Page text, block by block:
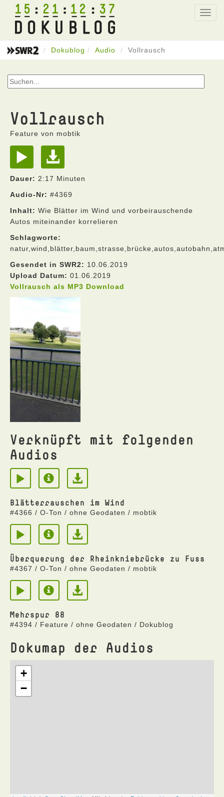
15 21 12 37
Dokublog Audio Vollrausch
Vollrausch
Feature von mobtik
Dauer: 2:17 Minuten
Audio-Nr: #4369
Inhalt: Wie Blätter im Wind und vorbeirauschende
Autos miteinander korrelieren
Schlagworte:
Gesendet in SWR2: 10.06.2019
Upload Datum: 01.06.2019
Vollrausch als MP3 Download
Verknüpft mit folgenden
Audios
Blätterrauschen im Wind
#4366 / O-Ton / ohne Geodaten / mobtik
Überquerung der Rheinkniebrücke zu Fuss
#4367 / O-Ton / ohne Geodaten / mobtik
Mehrspur 88
#4394 / Feature / ohne Geodaten / Dokublog
Dokumap der Audios